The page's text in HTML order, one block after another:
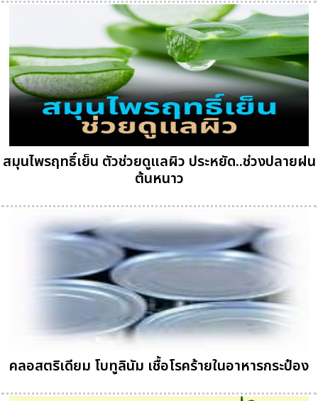
สมุนไพรฤทธิ์เย็น ตัวช่วยดูแลผิว ประหยัด..ช่วงปลายฝน
ต้นหนาว
คลอสตริเดียม โบทูลินัม เชื้อโรคร้ายในอาหารกระป๋อง